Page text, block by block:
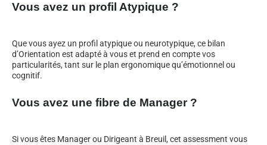
Vous avez un profil Atypique ?
Que vous ayez un profil atypique ou neurotypique, ce bilan
d’Orientation est adapté à vous et prend en compte vos
particularités, tant sur le plan ergonomique qu’émotionnel ou
cognitif.
Vous avez une fibre de Manager ?
Si vous êtes Manager ou Dirigeant à Breuil, cet assessment vous